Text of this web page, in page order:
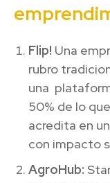
Flip! Una
rubro
una
50% de lo
acredita en
con impacto
AgroHub: